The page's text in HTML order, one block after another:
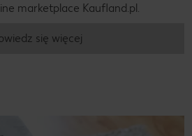
marketplace Kaufland.pl.
się więcej